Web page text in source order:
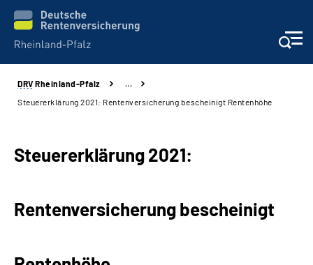
Unsere Leistungen
Karriere
DRV Rheinland-Pfalz
…
Steuererklärung 2021: Rentenversicherung bescheinigt Rentenhöhe
Steuererklärung 2021:
Rentenversicherung bescheinigt